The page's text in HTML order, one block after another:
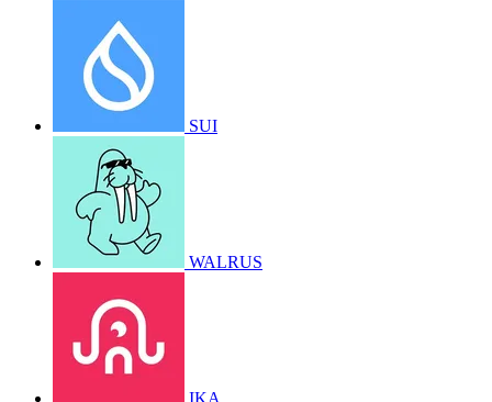
SUI
WALRUS
IKA